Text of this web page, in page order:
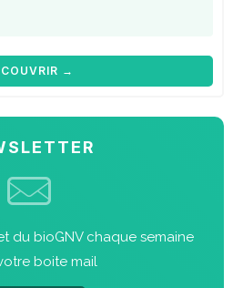
→
du bioGNV chaque semaine
boite mail